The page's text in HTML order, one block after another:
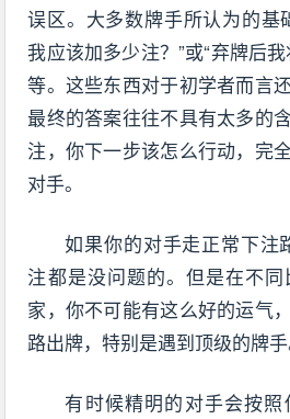
误区。大多数牌手所认为的基
我应该加多少注？”或“弃牌后
等。这些东西对于初学者而言
最终的答案往往不具有太多的
注，你下一步该怎么行动，完
对手。
如果你的对手走正常下注
注都是没问题的。但是在不
家，你不可能有这么好的运气
路出牌，特别是遇到顶级的牌手
有时候精明的对手会按